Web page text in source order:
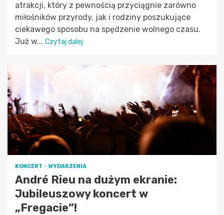
atrakcji, który z pewnością przyciągnie zarówno
miłośników przyrody, jak i rodziny poszukujące
ciekawego sposobu na spędzenie wolnego czasu.
Już w... Czytaj dalej
KONCERT WYDARZENIA
André Rieu na dużym ekranie:
Jubileuszowy koncert w
„Fregacie”!